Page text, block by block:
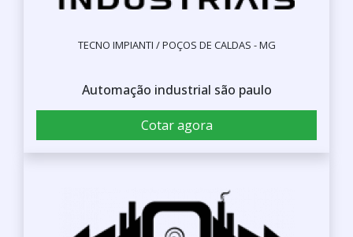
TECNO IMPIANTI / POÇOS DE CALDAS - MG
Automação industrial são paulo
Cotar agora